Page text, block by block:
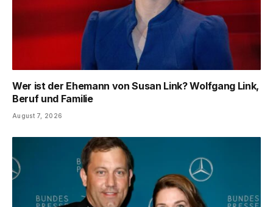
Wer ist der Ehemann von Susan Link? Wolfgang Link,
Beruf und Familie
August 7, 2026